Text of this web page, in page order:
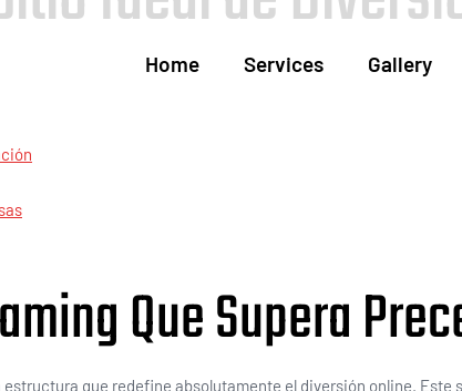
Home Services Gallery
Que Supera
que redefine absolutamente el diversión online.